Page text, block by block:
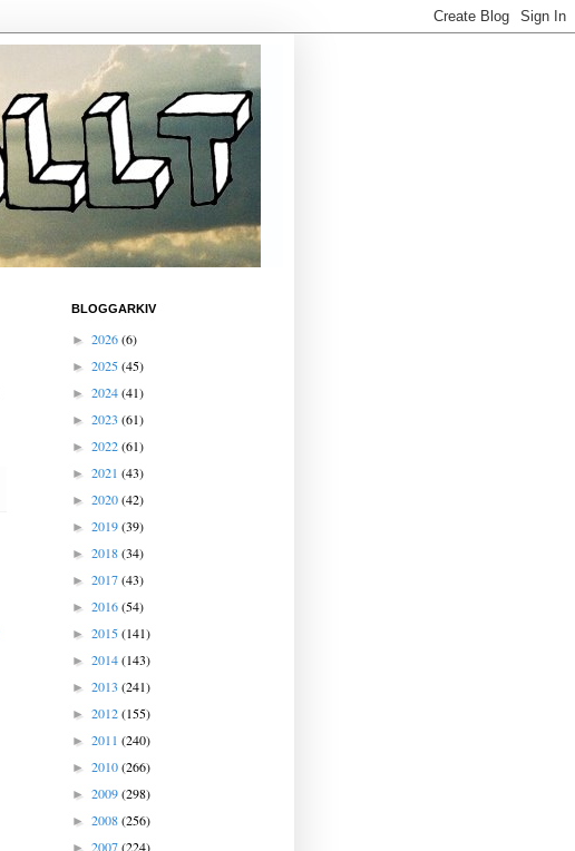
BLOGGARKIV
► 2026(6)
► 2025(45)
► 2024(41)
► 2023 (61)
► 2022(61)
► 2021 (43)
► 2020(42)
► 2019(39)
► 2018(34)
► 2017(43)
► 2016(54)
► 2015(141)
► 2014(143)
► 2013 (241)
► 2012(155)
► 2011 (240)
► 2010(266)
► 2009(298)
► 2008(256)
► 2007(224)